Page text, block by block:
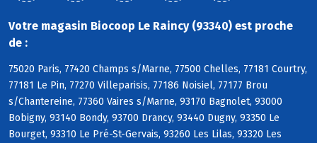
Votre magasin Biocoop Le Raincy (93340) est proche
de :
75020 Paris, 77420 Champs s/Marne, 77500 Chelles, 77181 Courtry,
77181 Le Pin, 77270 Villeparisis, 77186 Noisiel, 77177 Brou
s/Chantereine, 77360 Vaires s/Marne, 93170 Bagnolet, 93000
Bobigny, 93140 Bondy, 93700 Drancy, 93440 Dugny, 93350 Le
Bourget, 93310 Le Pré-St-Gervais, 93260 Les Lilas, 93320 Les